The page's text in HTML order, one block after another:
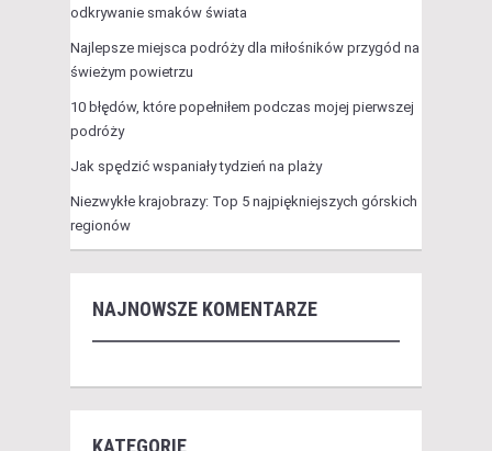
odkrywanie smaków świata
Najlepsze miejsca podróży dla miłośników przygód na
świeżym powietrzu
10 błędów, które popełniłem podczas mojej pierwszej
podróży
Jak spędzić wspaniały tydzień na plaży
Niezwykłe krajobrazy: Top 5 najpiękniejszych górskich
regionów
NAJNOWSZE KOMENTARZE
KATEGORIE